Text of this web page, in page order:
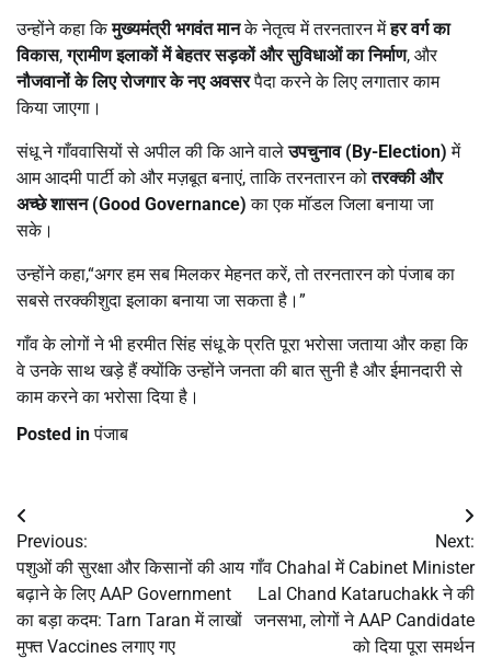
उन्होंने कहा किमुख्यमंत्री भगवंत मानके नेतृत्व में तरनतारन मेंहर वर्ग का
विकास,ग्रामीण इलाकों में बेहतर सड़कों और सुविधाओं का निर्माण, और
नौजवानों के लिए रोजगार के नए अवसरपैदा करने के लिए लगातार काम
किया जाएगा।
संधू ने गाँववासियों से अपील की कि आने वालेउपचुनाव (By-Election) में
आम आदमी पार्टी को और मज़बूत बनाएं, ताकि तरनतारन कोतरक्की और
अच्छे शासन (Good Governance) का एक मॉडल जिला बनाया जा
सके।
उन्होंने कहा,“अगर हम सब मिलकर मेहनत करें, तो तरनतारन को पंजाब का
सबसे तरक्कीशुदा इलाका बनाया जा सकता है।”
गाँव के लोगों ने भी हरमीत सिंह संधू के प्रति पूरा भरोसा जताया और कहा कि
वे उनके साथ खड़े हैं क्योंकि उन्होंने जनता की बात सुनी है और ईमानदारी से
काम करने का भरोसा दिया है।
Posted inपंजाब
Post
navigation
Previous:
पशुओं की सुरक्षा और किसानों की आय
बढ़ाने के लिए AAP Government
का बड़ा कदम: Tarn Taran में लाखों
मुफ्त Vaccines लगाए गए
Next:
गाँव Chahal में Cabinet Minister
Lal Chand Kataruchakk ने की
जनसभा, लोगों ने AAP Candidate
को दिया पूरा समर्थन